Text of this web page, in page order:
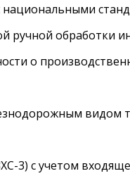
обработки
о
видом
с учетом